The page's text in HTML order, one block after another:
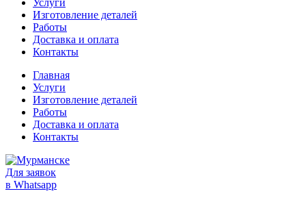
Изготовление деталей
Работы
Доставка и оплата
Контакты
Главная
Услуги
Изготовление деталей
Работы
Доставка и оплата
Контакты
Для заявок
в Whatsapp